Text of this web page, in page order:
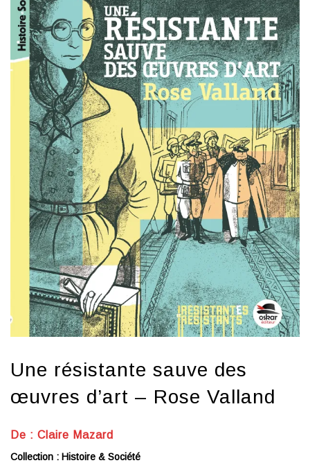
Une résistante sauve des
œuvres d’art – Rose Valland
De : Claire Mazard
Collection : Histoire & Société